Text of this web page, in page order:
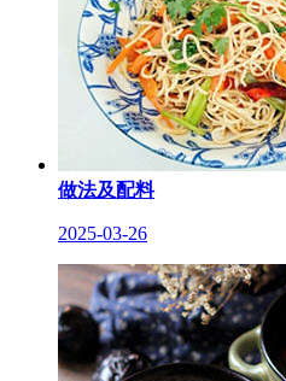
做法及配料
2025-03-26